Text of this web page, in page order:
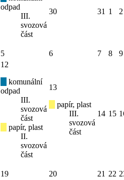
odpad
III.
svozová
část
30 31 1 2
5 6 7 8 9
12
komunální
odpad
III.
svozová
část
papír, plast
II.
svozová
část
13
papír, plast
III.
svozová
část
14 15
19 20 21 22